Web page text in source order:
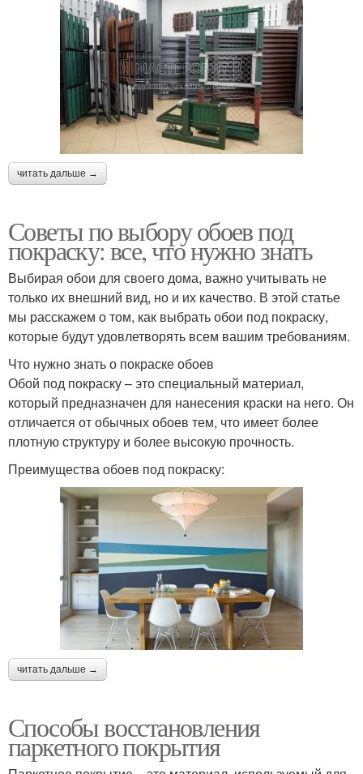
читать дальше →
Советы по выбору обоев под
покраску: все, что нужно знать
Выбирая обои для своего дома, важно учитывать не
только их внешний вид, но и их качество. В этой статье
мы расскажем о том, как выбрать обои под покраску,
которые будут удовлетворять всем вашим требованиям.
Что нужно знать о покраске обоев
Обой под покраску – это специальный материал,
который предназначен для нанесения краски на него. Он
отличается от обычных обоев тем, что имеет более
плотную структуру и более высокую прочность.
Преимущества обоев под покраску:
читать дальше →
Способы восстановления
паркетного покрытия